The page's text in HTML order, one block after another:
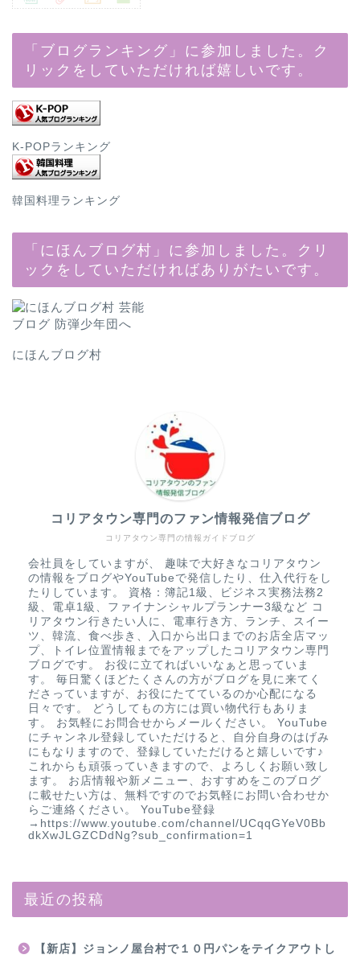
「ブログランキング」に参加しました。ク
リックをしていただければ嬉しいです。
K-POPランキング
韓国料理ランキング
「にほんブログ村」に参加しました。クリ
ックをしていただければありがたいです。
にほんブログ村
コリアタウン専門の情報ガイドブログ
コリアタウン専門のファン情報発信ブログ
会社員をしていますが、 趣味で大好きなコリアタウン
の情報をブログやYouTubeで発信したり、仕入代行をし
たりしています。 資格：簿記1級、ビジネス実務法務2
級、電卓1級、ファイナンシャルプランナー3級など コ
リアタウン行きたい人に、電車行き方、ランチ、スイー
ツ、韓流、食べ歩き、入口から出口までのお店全店マッ
プ、トイレ位置情報までをアップしたコリアタウン専門
ブログです。 お役に立てればいいなぁと思っていま
す。 毎日驚くほどたくさんの方がブログを見に来てく
ださっていますが、お役にたてているのか心配になる
日々です。 どうしてもの方には買い物代行もありま
す。 お気軽にお問合せからメールください。 YouTube
にチャンネル登録していただけると、自分自身のはげみ
にもなりますので、登録していただけると嬉しいです♪
これからも頑張っていきますので、よろしくお願い致し
ます。 お店情報や新メニュー、おすすめをこのブログ
に載せたい方は、無料ですのでお気軽にお問い合わせか
らご連絡ください。 YouTube登録
→https://www.youtube.com/channel/UCqqGYeV0Bb
dkXwJLGZCDdNg?sub_confirmation=1
最近の投稿
【新店】ジョンノ屋台村で１０円パンをテイクアウトし